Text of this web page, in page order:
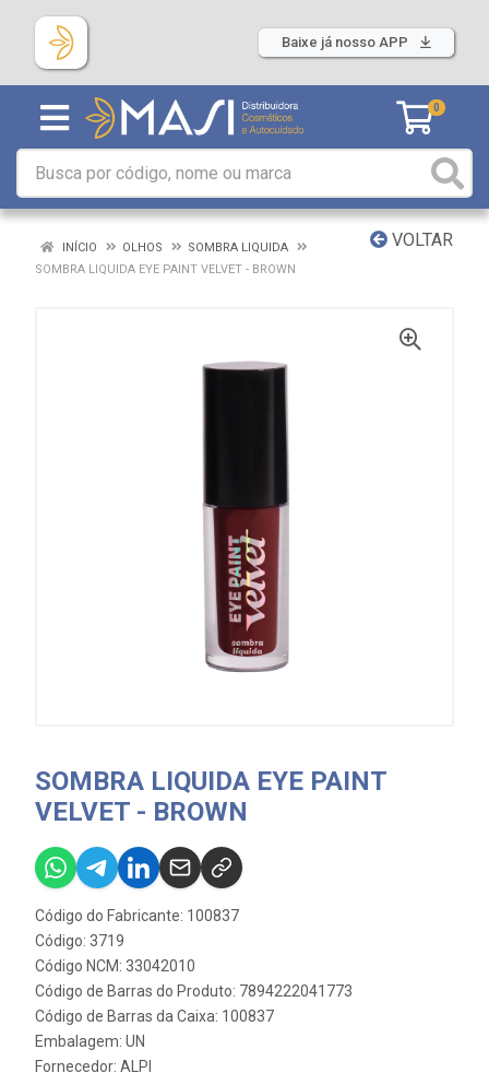
Baixe já nosso APP
0
VOLTAR
INÍCIO OLHOS
SOMBRA LIQUIDA
SOMBRA LIQUIDA EYE PAINT VELVET - BROWN
SOMBRA LIQUIDA EYE PAINT
VELVET - BROWN
Código do Fabricante: 100837
Código: 3719
Código NCM: 33042010
Código de Barras do Produto: 7894222041773
Código de Barras da Caixa: 100837
Embalagem: UN
Fornecedor: ALPI